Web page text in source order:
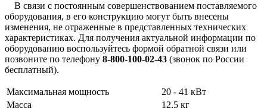
В связи с постоянным совершенствованием поставляемого
оборудования, в его конструкцию могут быть внесены
изменения, не отраженные в представленных технических
характеристиках. Для получения актуальной информации по
оборудованию воспользуйтесь формой обратной связи или
позвоните по телефону 8-800-100-02-43 (звонок по России
бесплатный).
Максимальная мощность
20 - 41 кВт
Масса
12,5 кг